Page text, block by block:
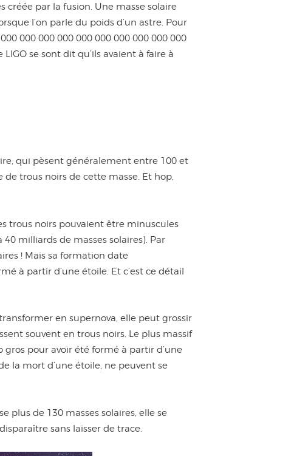
créée par la fusion. Une masse solaire
l’on parle du poids d’un astre. Pour
000 000 000 000 000 000 000 000 000
se sont dit qu’ils avaient à faire à
qui pèsent généralement entre 100 et
de trous noirs de cette masse. Et hop,
trous noirs pouvaient être minuscules
milliards de masses solaires). Par
! Mais sa formation date
à partir d’une étoile. Et c’est ce détail
en supernova, elle peut grossir
souvent en trous noirs. Le plus massif
gros pour avoir été formé à partir d’une
la mort d’une étoile, ne peuvent se
plus de 130 masses solaires, elle se
sans laisser de trace.